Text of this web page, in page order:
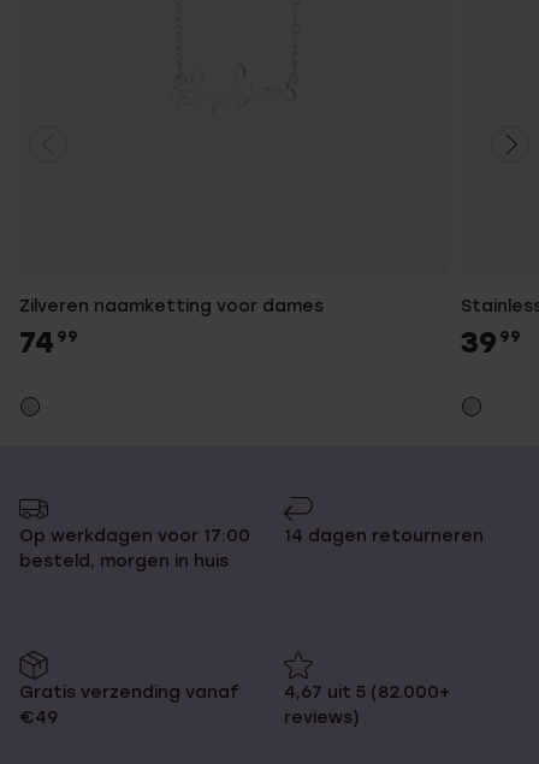
Zilveren naamketting voor dames
74 99 39 99
Op werkdagen voor 17:00
besteld, morgen in huis
14 dagen retourneren
Gratis verzending vanaf
€49
4,67 uit 5 (82.000+
reviews)